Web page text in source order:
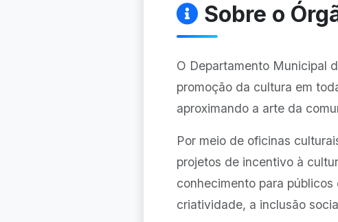
Sobre o
O Departamento Municipal
promoção da cultura em
aproximando a arte da
Por meio de oficinas
projetos de incentivo à
conhecimento para
criatividade, a inclusão